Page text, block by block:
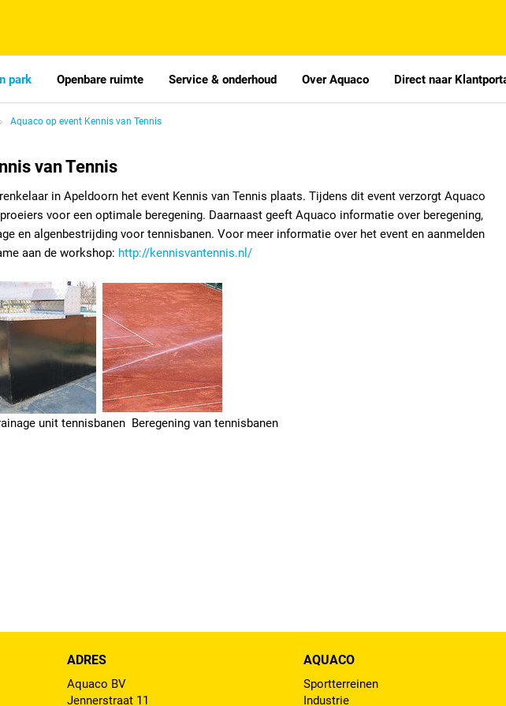
park Openbare ruimte Service & onderhoud Over Aquaco Direct naar
Aquaco op event Kennis van Tennis
van Tennis
in Apeldoorn het event Kennis van Tennis plaats. Tijdens dit event verzorgt Aquaco
voor een optimale beregening. Daarnaast geeft Aquaco informatie over beregening,
en algenbestrijding voor tennisbanen. Voor meer informatie over het event en aanmelden
aan de workshop: http://kennisvantennis.nl/
unit tennisbanen Beregening van tennisbanen
ADRES
Aquaco BV
Jennerstraat 11
AQUACO
Sportterreinen
Industrie